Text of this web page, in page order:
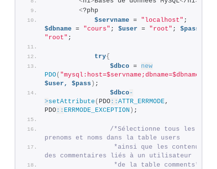
<?php
$servname = "localhost"
$dbname = "cours" ; $user = "root" ; $pass
"root" ;
try{
$dbco = new
PDO( "mysql:host=$servname;dbname=$dbname"
$user,
$pass ) ;
$dbco-
>setAttribute ( PDO :: ATTR_ERRMODE,
PDO :: ERRMODE_EXCEPTION ) ;
/*Sélectionne tous les
prenoms et noms dans la table users
                 *ainsi que les contenus
des commentaires liés à un utilisateur
                 *de la table comments*/